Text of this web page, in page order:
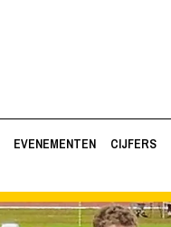
EVENEMENTEN CIJFERS